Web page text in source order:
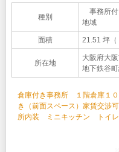
種別
事務所
地域
面積 21.51 坪（
所在地
大阪府大
地下鉄谷
倉庫付き事務所 １階倉庫１
き（前面スペース）家賃交渉
所内装 ミニキッチン トイレ